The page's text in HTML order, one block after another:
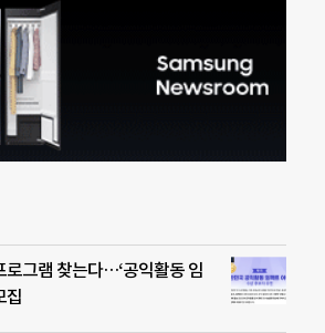
로그램 찾는다…‘공익활동 임
집